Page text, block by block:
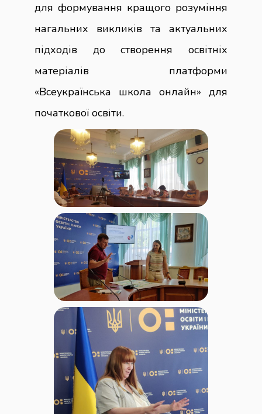
для формування кращого розуміння
нагальних викликів та актуальних
підходів до створення освітніх
матеріалів платформи
«Всеукраїнська школа онлайн» для
початкової освіти.